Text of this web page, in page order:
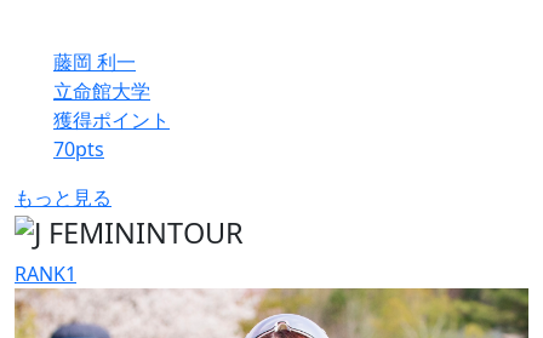
藤岡 利一
立命館大学
獲得ポイント
70pts
もっと見る
RANK1